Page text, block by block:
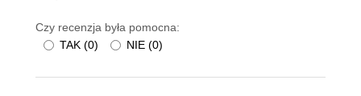
Czy recenzja była pomocna:
TAK (0) NIE (0)